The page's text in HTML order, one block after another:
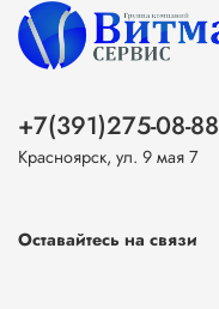
+7(391)275-08-88
Красноярск, ул. 9 мая 7
Оставайтесь на связи